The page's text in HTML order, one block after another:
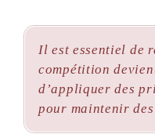
Il est essentiel de
compétition
d’appliquer des
pour maintenir